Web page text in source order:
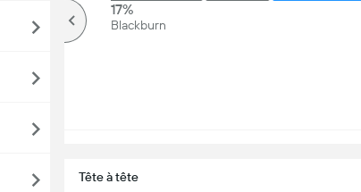
17%
Blackburn
Tête à tête